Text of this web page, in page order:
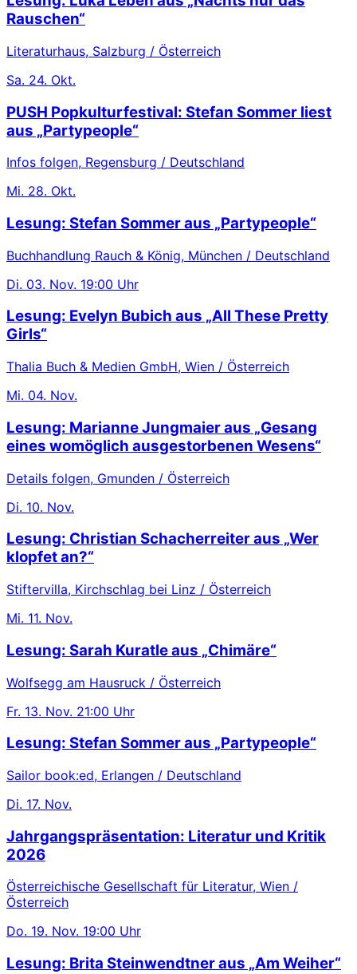
Rauschen“
Literaturhaus, Salzburg / Österreich
Sa. 24. Okt.
PUSH Popkulturfestival: Stefan Sommer liest
aus „Partypeople“
Infos folgen, Regensburg / Deutschland
Mi. 28. Okt.
Lesung: Stefan Sommer aus „Partypeople“
Buchhandlung Rauch & König, München / Deutschland
Di. 03. Nov. 19:00 Uhr
Lesung: Evelyn Bubich aus „All These Pretty
Girls“
Thalia Buch & Medien GmbH, Wien / Österreich
Mi. 04. Nov.
Lesung: Marianne Jungmaier aus „Gesang
eines womöglich ausgestorbenen Wesens“
Details folgen, Gmunden / Österreich
Di. 10. Nov.
Lesung: Christian Schacherreiter aus „Wer
klopfet an?“
Stiftervilla, Kirchschlag bei Linz / Österreich
Mi. 11. Nov.
Lesung: Sarah Kuratle aus „Chimäre“
Wolfsegg am Hausruck / Österreich
Fr. 13. Nov. 21:00 Uhr
Lesung: Stefan Sommer aus „Partypeople“
Sailor book:ed, Erlangen / Deutschland
Di. 17. Nov.
Jahrgangspräsentation: Literatur und Kritik
2026
Österreichische Gesellschaft für Literatur, Wien /
Österreich
Do. 19. Nov. 19:00 Uhr
Lesung: Brita Steinwendtner aus „Am Weiher“